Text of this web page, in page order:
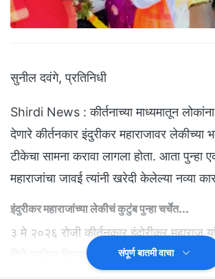
सुनील दवंगे, प्रतिनिधी
Shirdi News : कीर्तनाच्या माध्यमातून
देणारे कीर्तनकार इंदुरीकर महाराजावर लेकीच्या
टीकेचा सामना करावा लागला होता. आता पुन्हा
महाराजांचा जावई त्यांनी खरेदी केलेल्या नव्या
इंदुरीकर महाराजांच्या लेकीचं कुटुंब पुन्हा चर्चेत...
३ मे २०२६ रोजी कीर्तनकार इंदोरीकर महाराज
हिने साहिल चिलप यांच्याशी लग्नगाठ बांधली.
संपूर्ण बातमी वाचा